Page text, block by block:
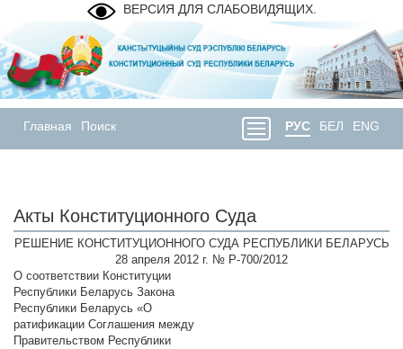
ВЕРСИЯ ДЛЯ СЛАБОВИДЯЩИХ.
Главная Поиск РУС БЕЛ ENG
Акты Конституционного Суда
РЕШЕНИЕ КОНСТИТУЦИОННОГО СУДА РЕСПУБЛИКИ БЕЛАРУСЬ
28 апреля 2012 г. № Р-700/2012
О соответствии Конституции
Республики Беларусь Закона
Республики Беларусь «О
ратификации Соглашения между
Правительством Республики